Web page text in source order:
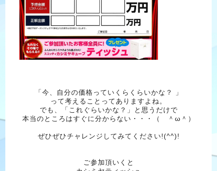
「今、自分の価格っていくらくらいかな？ 」
って考えることってありますよね。
でも、「これぐらいかな？」と思うだけで
本当のところはすぐに分からない・・・（ ＾ω＾）
ぜひぜひチャレンジしてみてください!(^^)!
ご参加頂いくと